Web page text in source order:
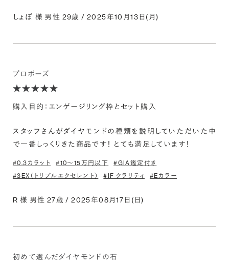
しょぼ 様 男性 29歳 / 2025年10月13日(月)
プロポーズ
購入目的：エンゲージリング枠とセット購入
スタッフさんがダイヤモンドの種類を説明していただいた中
で一番しっくりきた商品です！ とても満足しています！
#0.3カラット #10〜15万円以下
#GIA鑑定付き
#3EX（トリプルエクセレント）
#IF クラリティ #Eカラー
R 様 男性 27歳 / 2025年08月17日(日)
初めて選んだダイヤモンドの石